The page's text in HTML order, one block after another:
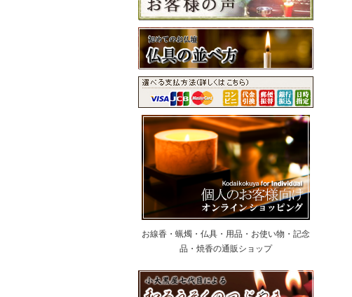
お線香・蝋燭・仏具・用品・お使い物・記念
品・焼香の通販ショップ